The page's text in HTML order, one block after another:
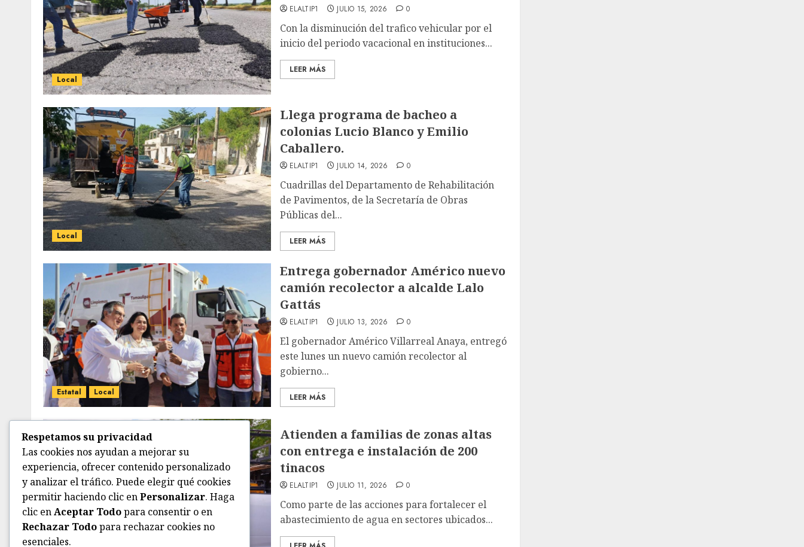
Local
ELALTIP1 JULIO 15, 2026 0
Con la disminución del trafico vehicular por el
inicio del periodo vacacional en instituciones...
LEER MÁS
Local
Llega programa de bacheo a
colonias Lucio Blanco y Emilio
Caballero.
ELALTIP1 JULIO 14, 2026 0
Cuadrillas del Departamento de Rehabilitación
de Pavimentos, de la Secretaría de Obras
Públicas del...
LEER MÁS
Estatal Local
Entrega gobernador Américo nuevo
camión recolector a alcalde Lalo
Gattás
ELALTIP1 JULIO 13, 2026 0
El gobernador Américo Villarreal Anaya, entregó
este lunes un nuevo camión recolector al
gobierno...
LEER MÁS
Atienden a familias de zonas altas
con entrega e instalación de 200
tinacos
ELALTIP1 JULIO 11, 2026 0
Como parte de las acciones para fortalecer el
abastecimiento de agua en sectores ubicados...
Respetamos su privacidad
Las cookies nos ayudan a mejorar su
experiencia, ofrecer contenido personalizado
y analizar el tráfico. Puede elegir qué cookies
permitir haciendo clic enPersonalizar. Haga
clic enAceptar Todopara consentir o en
Rechazar Todopara rechazar cookies no
esenciales.